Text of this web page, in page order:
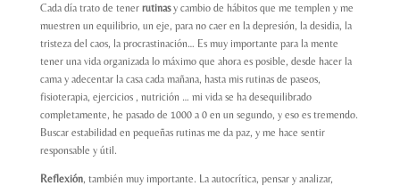
Cada día trato de tener rutinasy cambio de hábitos que me templen y me
muestren un equilibrio, un eje, para no caer en la depresión, la desidia, la
tristeza del caos, la procrastinación… Es muy importante para la mente
tener una vida organizada lo máximo que ahora es posible, desde hacer la
cama y adecentar la casa cada mañana, hasta mis rutinas de paseos,
fisioterapia, ejercicios , nutrición … mi vida se ha desequilibrado
completamente, he pasado de 1000 a 0 en un segundo, y eso es tremendo.
Buscar estabilidad en pequeñas rutinas me da paz, y me hace sentir
responsable y útil.
Reflexión, también muy importante. La autocrítica, pensar y analizar,